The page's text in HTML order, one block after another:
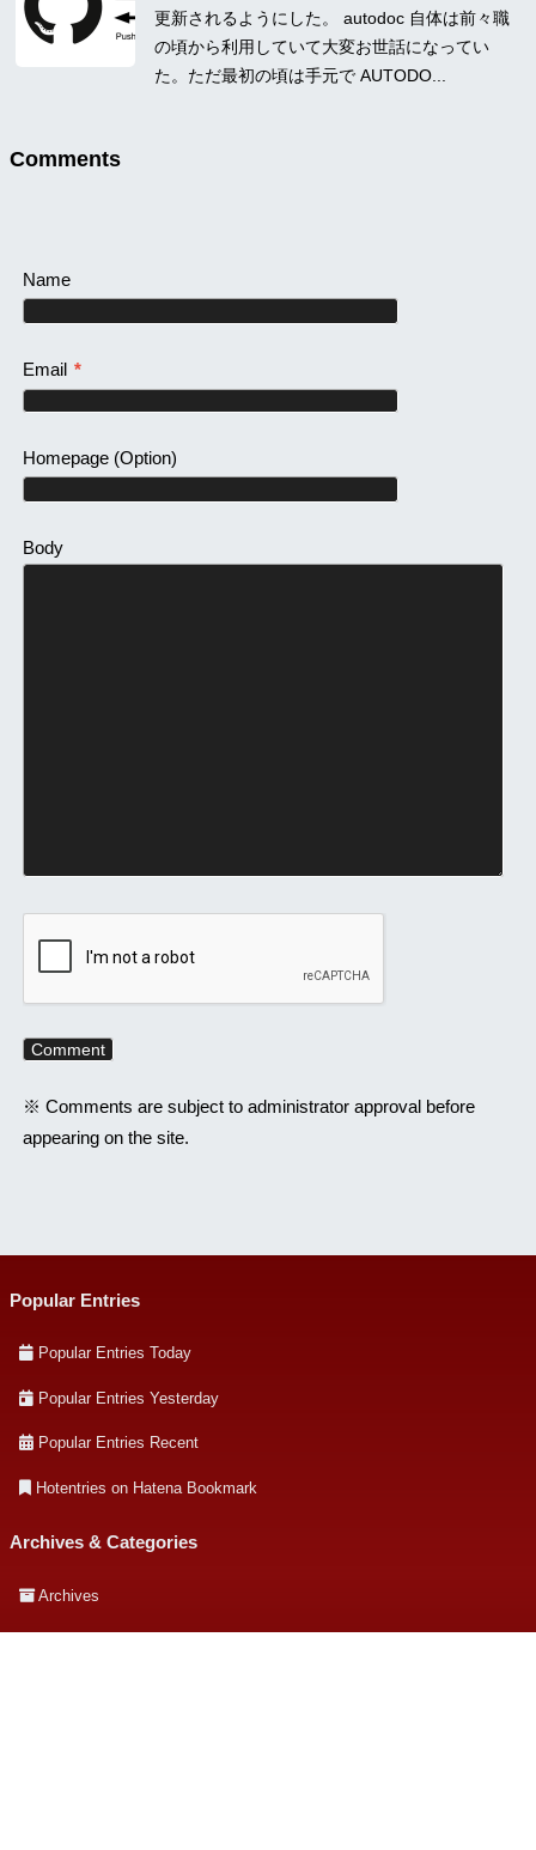
更新されるようにした。 autodoc 自体は前々職
の頃から利用していて大変お世話になってい
た。ただ最初の頃は手元で AUTODO...
Comments
Name
Email *
Homepage(Option)
Body
※ Comments are subject to administrator approval before
appearing on the site.
Popular Entries
Popular Entries Today
Popular Entries Yesterday
Popular Entries Recent
Hotentries on Hatena Bookmark
Archives & Categories
Archives